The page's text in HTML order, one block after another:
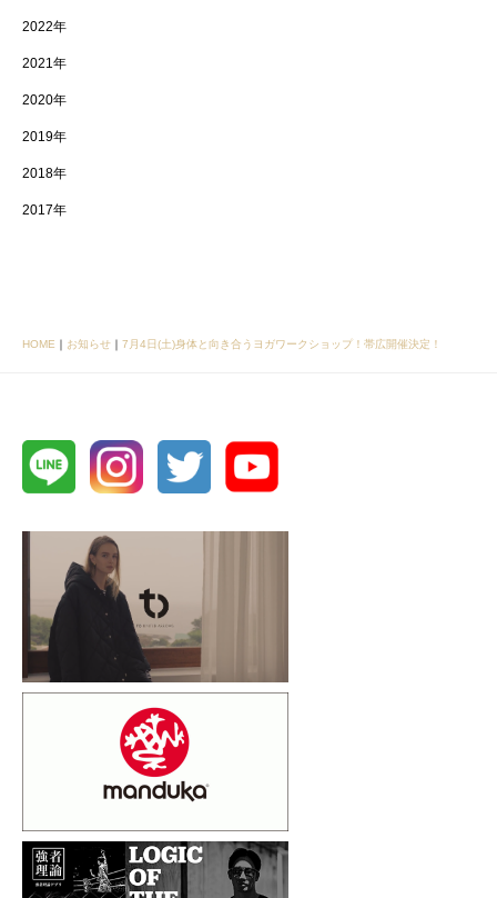
2022年
2021年
2020年
2019年
2018年
2017年
HOME ｜ お知らせ ｜ 7月4日(土)身体と向き合うヨガワークショップ！帯広開催決定！